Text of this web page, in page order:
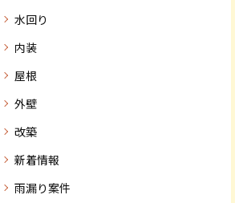
水回り
内装
屋根
外壁
改築
新着情報
雨漏り案件